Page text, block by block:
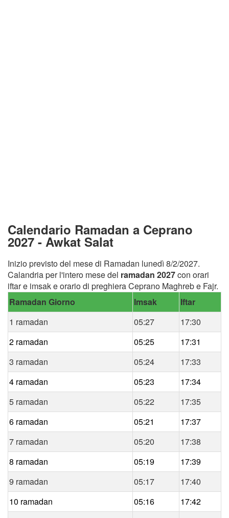
Calendario Ramadan a Ceprano
2027 - Awkat Salat
Inizio previsto del mese di Ramadan lunedì 8/2/2027.
Calandria per l'intero mese del ramadan 2027con orari
iftar e imsak e orario di preghiera Ceprano Maghreb e Fajr.
Ramadan Giorno
Imsak
Iftar
1 ramadan
05:27
17:30
2 ramadan
05:25
17:31
3 ramadan
05:24
17:33
4 ramadan
05:23
17:34
5 ramadan
05:22
17:35
6 ramadan
05:21
17:37
7 ramadan
05:20
17:38
8 ramadan
05:19
17:39
9 ramadan
05:17
17:40
10 ramadan
05:16
17:42